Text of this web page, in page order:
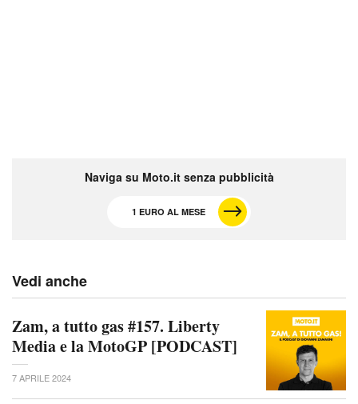
Naviga su Moto.it senza pubblicità
1 EURO AL MESE
Vedi anche
Zam, a tutto gas #157. Liberty
Media e la MotoGP [PODCAST]
7 APRILE 2024